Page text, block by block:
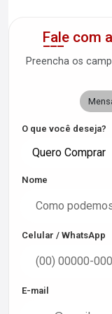
Fale com
Preencha os
O que você deseja?
Quero Comprar
Nome
Celular / WhatsApp
E-mail